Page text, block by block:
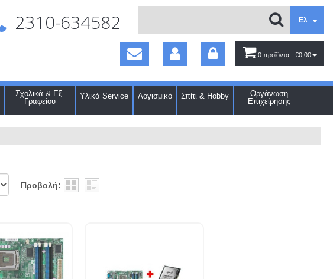
Ελ
2310-634582
0 προϊόντα - €0,00
Σχολικά & Εξ.
Γραφείου
Υλικά Service Λογισμικό Σπίτι & Hobby
Οργάνωση
Επιχείρησης
Προβολή: